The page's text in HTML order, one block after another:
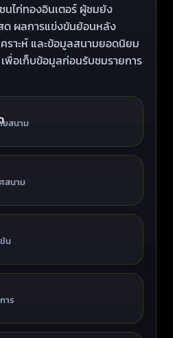
นไก่ทองอินเตอร์ ผู้ชมยัง
ด ผลการแข่งขันย้อนหลัง
ราะห์ และข้อมูลสนามยอดนิยม
พื่อเก็บข้อมูลก่อนรับชมรายการ
ยสนาม
สนาม
น
าร